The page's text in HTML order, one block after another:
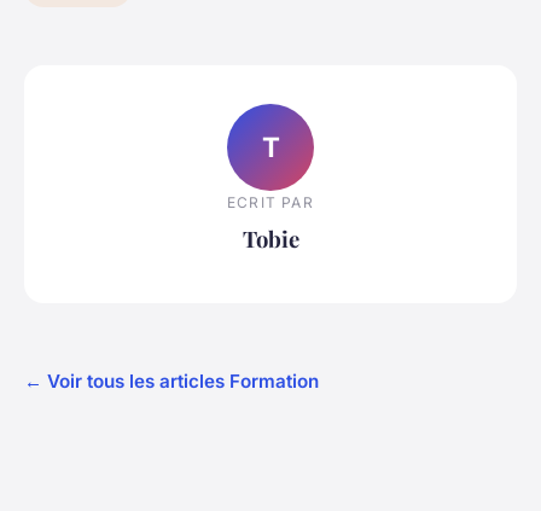
T
ECRIT PAR
Tobie
← Voir tous les articles Formation